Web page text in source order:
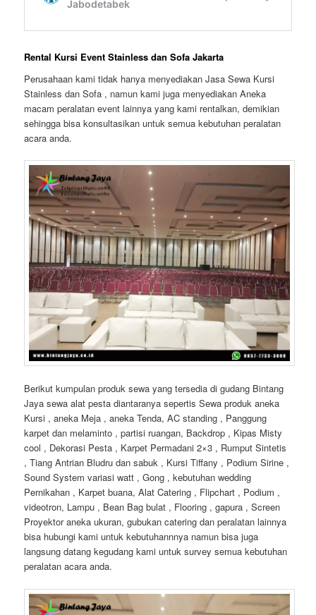
Rental Kursi Event Stainless dan Sofa Jakarta
Perusahaan kami tidak hanya menyediakan Jasa Sewa Kursi
Stainless dan Sofa , namun kami juga menyediakan Aneka
macam peralatan event lainnya yang kami rentalkan, demikian
sehingga bisa konsultasikan untuk semua kebutuhan peralatan
acara anda.
Berikut kumpulan produk sewa yang tersedia di gudang Bintang
Jaya sewa alat pesta diantaranya sepertis Sewa produk aneka
Kursi , aneka Meja , aneka Tenda, AC standing , Panggung
karpet dan melaminto , partisi ruangan, Backdrop , Kipas Misty
cool , Dekorasi Pesta , Karpet Permadani 2×3 , Rumput Sintetis
, Tiang Antrian Bludru dan sabuk , Kursi Tiffany , Podium Sirine ,
Sound System variasi watt , Gong , kebutuhan wedding
Pernikahan , Karpet buana, Alat Catering , Flipchart , Podium ,
videotron, Lampu , Bean Bag bulat , Flooring , gapura , Screen
Proyektor aneka ukuran, gubukan catering dan peralatan lainnya
bisa hubungi kami untuk kebutuhannnya namun bisa juga
langsung datang kegudang kami untuk survey semua kebutuhan
peralatan acara anda.